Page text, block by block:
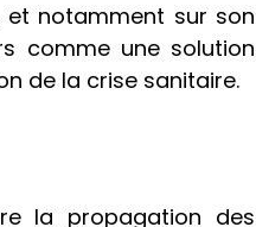
notamment sur son
comme une solution
de la crise sanitaire.
la propagation des